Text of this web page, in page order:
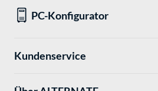
PC-Konfigurator
Kundenservice